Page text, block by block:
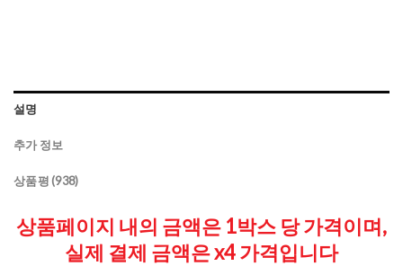
설명
추가 정보
상품평 (938)
상품페이지 내의 금액은 1박스 당 가격이며,
실제 결제 금액은 x4 가격입니다